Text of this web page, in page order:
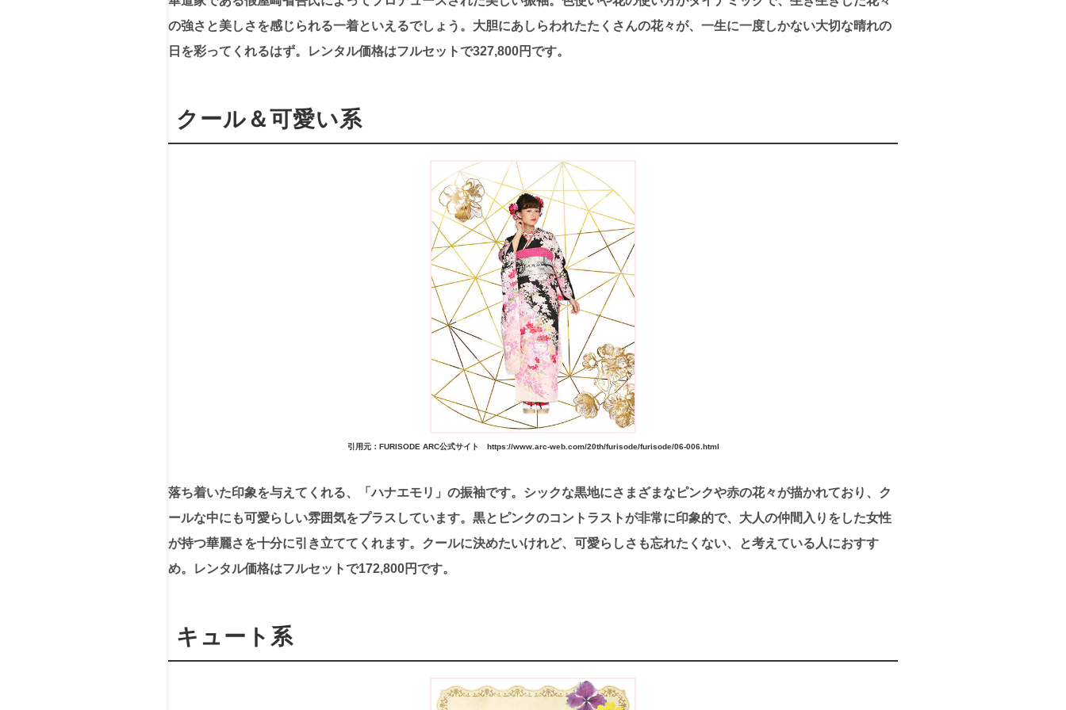
の強さと美しさを感じられる一着といえるでしょう。大胆にあしらわれたたくさんの花々が、一生に一度しかない大切な晴れの
日を彩ってくれるはず。レンタル価格はフルセットで327,800円です。
クール＆可愛い系
引用元：FURISODE ARC公式サイト https://www.arc-web.com/20th/furisode/furisode/06-006.html
落ち着いた印象を与えてくれる、「ハナエモリ」の振袖です。シックな黒地にさまざまなピンクや赤の花々が描かれており、ク
ールな中にも可愛らしい雰囲気をプラスしています。黒とピンクのコントラストが非常に印象的で、大人の仲間入りをした女性
が持つ華麗さを十分に引き立ててくれます。クールに決めたいけれど、可愛らしさも忘れたくない、と考えている人におすす
め。レンタル価格はフルセットで172,800円です。
キュート系